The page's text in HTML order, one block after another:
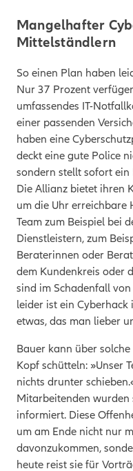
Mangelhafter
Mittelständlern
So einen Plan haben
Nur 37 Prozent
umfassendes IT-
einer passenden
haben eine
deckt eine gute Police
sondern stellt sofort ein
Die Allianz bietet ihren
um die Uhr erreichbare
Team zum Beispiel bei
Dienstleistern, zum
Beraterinnen oder
dem Kundenkreis oder
sind im Schadenfall
leider ist ein
etwas, das man lieber
Bauer kann über
Kopf schütteln: »Unser
nichts drunter
Mitarbeitenden
informiert. Diese
um am Ende nicht nur
davonzukommen,
heute reist sie für